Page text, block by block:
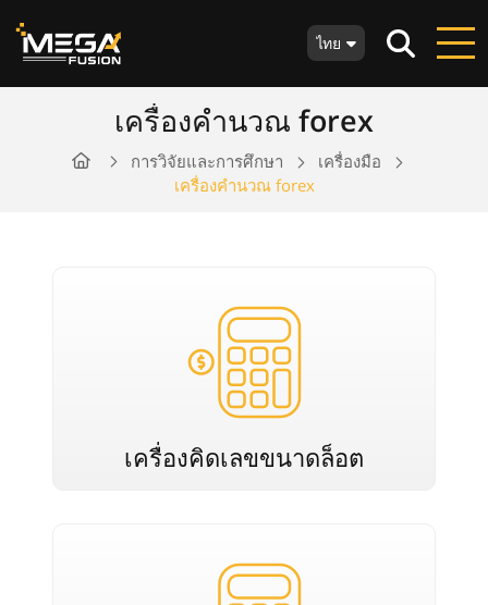
ไทย
เครื่องคำนวณ forex
การวิจัยและการศึกษา
เครื่องมือ
เครื่องคำนวณ forex
เครื่องคิดเลขขนาดล็อต